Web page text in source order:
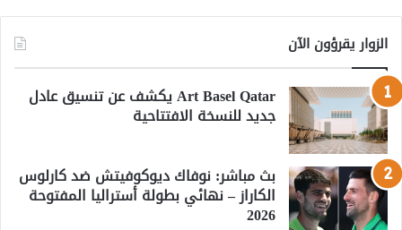
الزوار يقرؤون الآن
Art Basel Qatar يكشف عن تنسيق عادل
جديد للنسخة الافتتاحية
بث مباشر: نوفاك ديوكوفيتش ضد كارلوس
الكاراز – نهائي بطولة أستراليا المفتوحة
2026